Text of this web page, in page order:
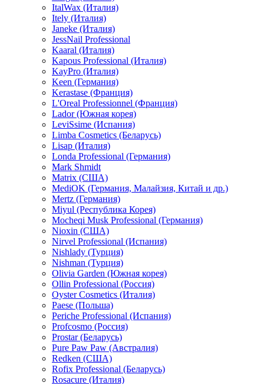
ItalWax (Италия)
Itely (Италия)
Janeke (Италия)
JessNail Professional
Kaaral (Италия)
Kapous Professional (Италия)
KayPro (Италия)
Keen (Германия)
Kerastase (Франция)
L'Oreal Professionnel (Франция)
Lador (Южная корея)
LeviSsime (Испания)
Limba Cosmetics (Беларусь)
Lisap (Италия)
Londa Professional (Германия)
Mark Shmidt
Matrix (США)
MediOK (Германия, Малайзия, Китай и др.)
Mertz (Германия)
Miyul (Республика Корея)
Mocheqi Musk Professional (Германия)
Nioxin (США)
Nirvel Professional (Испания)
Nishlady (Турция)
Nishman (Турция)
Olivia Garden (Южная корея)
Ollin Professional (Россия)
Oyster Cosmetics (Италия)
Paese (Польша)
Periche Professional (Испания)
Profcosmo (Россия)
Prostar (Беларусь)
Pure Paw Paw (Австралия)
Redken (США)
Rofix Professional (Беларусь)
Rosacure (Италия)